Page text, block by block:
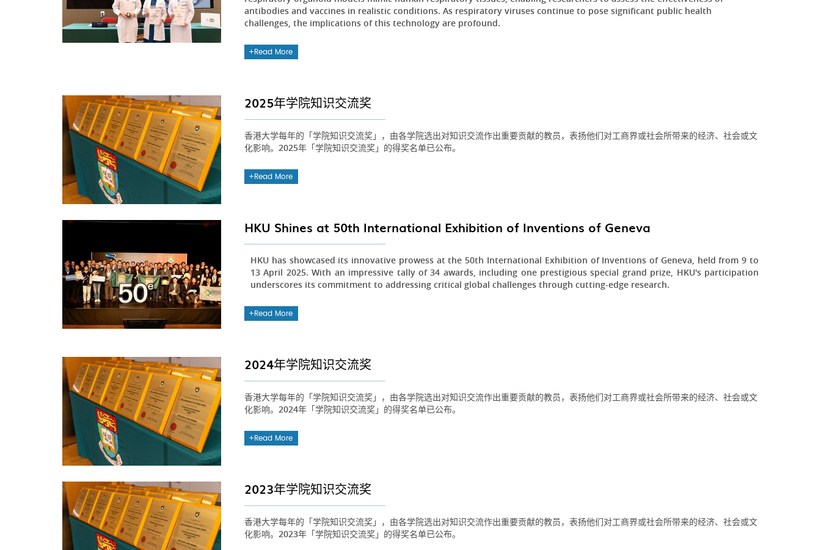
antibodies and vaccines in realistic conditions. As respiratory viruses continue to pose significant public health
challenges, the implications of this technology are profound.
Read More
2025年学院知识交流奖
香港大学每年的「学院知识交流奖」，由各学院选出对知识交流作出重要贡献的教员，表扬他们对工商界或社会所带来的经济、社会或文
化影响。2025年「学院知识交流奖」的得奖名单已公布。
Read More
HKU Shines at 50th International Exhibition of Inventions of Geneva
HKU has showcased its innovative prowess at the 50th International Exhibition of Inventions of Geneva, held from 9 to
13 April 2025. With an impressive tally of 34 awards, including one prestigious special grand prize, HKU's participation
underscores its commitment to addressing critical global challenges through cutting-edge research.
Read More
2024年学院知识交流奖
香港大学每年的「学院知识交流奖」，由各学院选出对知识交流作出重要贡献的教员，表扬他们对工商界或社会所带来的经济、社会或文
化影响。2024年「学院知识交流奖」的得奖名单已公布。
Read More
2023年学院知识交流奖
香港大学每年的「学院知识交流奖」，由各学院选出对知识交流作出重要贡献的教员，表扬他们对工商界或社会所带来的经济、社会或文
化影响。2023年「学院知识交流奖」的得奖名单已公布。